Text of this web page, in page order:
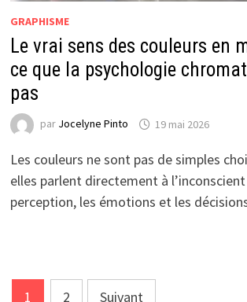
GRAPHISME
Le vrai sens des couleurs en
ce que la psychologie
pas
par Jocelyne Pinto 19 mai 2026
Les couleurs ne sont pas de simples
elles parlent directement à
perception, les émotions et les
Pagination
1 2 Suivant